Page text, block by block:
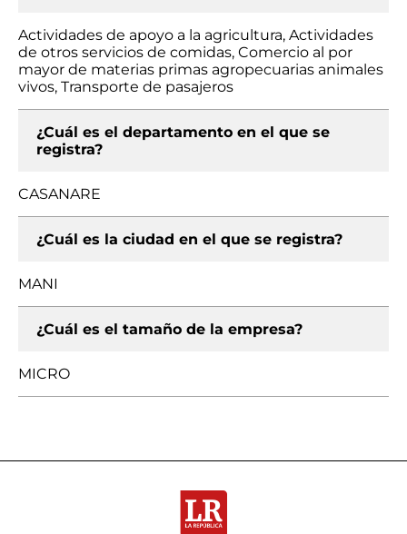
Actividades de apoyo a la agricultura, Actividades
de otros servicios de comidas, Comercio al por
mayor de materias primas agropecuarias animales
vivos, Transporte de pasajeros
¿Cuál es el departamento en el que se
registra?
CASANARE
¿Cuál es la ciudad en el que se registra?
MANI
¿Cuál es el tamaño de la empresa?
MICRO